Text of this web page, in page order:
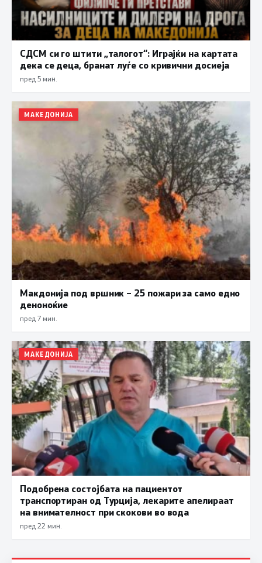
СДСМ си го штити „талогот“: Играјќи на картата
дека се деца, бранат луѓе со кривични досиеја
пред 5 мин.
МАКЕДОНИЈА
Макдонија под вршник – 25 пожари за само едно
деноноќие
пред 7 мин.
МАКЕДОНИЈА
Подобрена состојбата на пациентот
транспортиран од Турција, лекарите апелираат
на внимателност при скокови во вода
пред 22 мин.